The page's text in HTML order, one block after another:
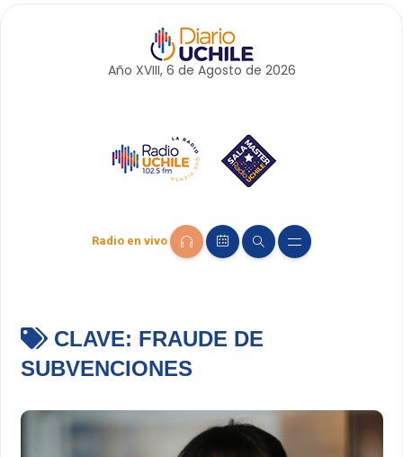
Año XVIII, 6 de Agosto de 2026
Radio en vivo
CLAVE: FRAUDE DE
SUBVENCIONES